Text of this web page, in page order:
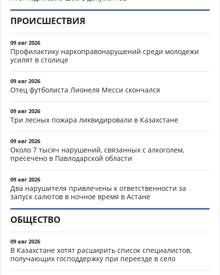
ПРОИСШЕСТВИЯ
09 авг 2026
Профилактику наркоправонарушений среди молодежи
усилят в столице
09 авг 2026
Отец футболиста Лионеля Месси скончался
09 авг 2026
Три лесных пожара ликвидировали в Казахстане
09 авг 2026
Около 7 тысяч нарушений, связанных с алкоголем,
пресечено в Павлодарской области
09 авг 2026
Два нарушителя привлечены к ответственности за
запуск салютов в ночное время в Астане
ОБЩЕСТВО
09 авг 2026
В Казахстане хотят расширить список специалистов,
получающих господдержку при переезде в село